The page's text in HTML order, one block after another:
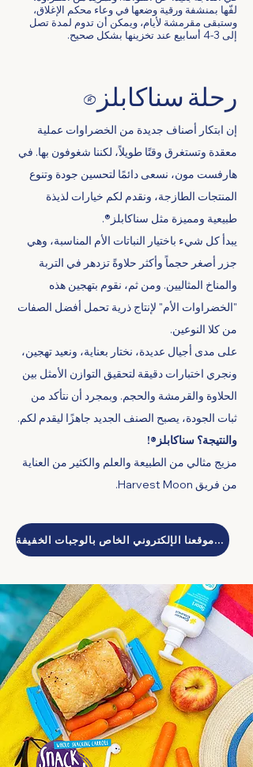
لفّها بمنشفة ورقية وضعها في وعاء محكم الإغلاق،
وستبقى مقرمشة لأيام، ويمكن أن تدوم لمدة تصل
إلى 3-4 أسابيع عند تخزينها بشكل صحيح.
رحلة سناكابلز®
إن ابتكار أصناف جديدة من الخضراوات عملية
معقدة وتستغرق وقتًا طويلاً، لكننا شغوفون بها. في
هارفست مون، نسعى دائمًا لتحسين جودة وتنوع
المنتجات الطازجة، ونقدم لكم خيارات لذيذة
طبيعية ومميزة مثل سناكابلز®.
يبدأ كل شيء باختيار النباتات الأم المناسبة، وهي
جزر أصغر حجماً وأكثر حلاوةً تزدهر في التربة
والمناخ المثاليين. ومن ثم، نقوم بتهجين هذه
"الخضراوات الأم" لإنتاج ذرية تحمل أفضل الصفات
من كلا النوعين.
على مدى أجيال عديدة، نختار بعناية، ونعيد تهجين،
ونجري اختبارات دقيقة لتحقيق التوازن الأمثل بين
الحلاوة والقرمشة والحجم. وبمجرد أن نتأكد من
ثبات الجودة، يصبح الصنف الجديد جاهزًا ليقدم لكم.
والنتيجة؟ سناكابلز®!
مزيج مثالي من الطبيعة والعلم والكثير من العناية
من فريق Harvest Moon.
تفضل بزيارة موقعنا الإلكتروني الخاص بالوجبات الخفيفة!